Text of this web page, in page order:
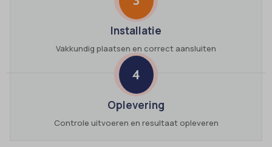
Installatie
Vakkundig plaatsen en correct aansluiten
4
Oplevering
Controle uitvoeren en resultaat opleveren